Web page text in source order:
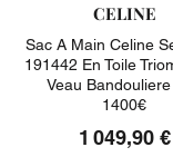
CELINE
Sac A Main Celine
191442 En Toile
Veau
1400€
1 049,90 €